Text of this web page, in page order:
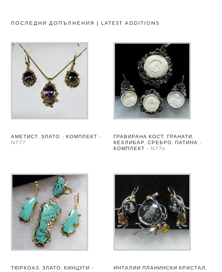
ПОСЛЕДНИ ДОПЪЛНЕНИЯ | LATEST ADDITIONS
АМЕТИСТ, ЗЛАТО – КОМПЛЕКТ –
N777
ГРАВИРАНА КОСТ, ГРАНАТИ,
КЕХЛИБАР, СРЕБРО, ПАТИНА –
КОМПЛЕКТ – N776
ТЮРКОАЗ, ЗЛАТО, КИНЦУГИ –
ИНТАЛИИ ПЛАНИНСКИ КРИСТАЛ,